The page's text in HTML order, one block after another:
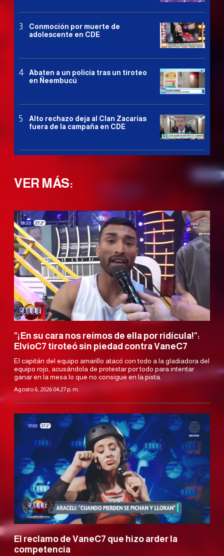
Conmoción por muerte de
adolescente en CDE
Abaten a un policía tras un tiroteo
en Ñeembucú
Alto rechazo deja al Clan Zacarías
fuera de la campaña en CDE
VER MÁS:
"¡En su cara nos reímos de ella por ridícula!":
ElvioC7 tiroteó sin piedad contra VaneC7
El capitán del equipo amarillo atacó con todo a la gladiadora del
equipo rojo, acusándola de protestar por todo para intentar
ganar en la mesa lo que no consigue en la pista.
Agosto 6, 2026 04:27 p. m.
El reclamo de VaneC7 que hizo arder la
competencia